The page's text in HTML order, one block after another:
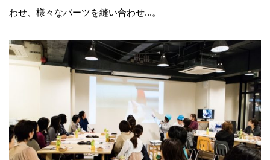
わせ、様々なパーツを縫い合わせ...。